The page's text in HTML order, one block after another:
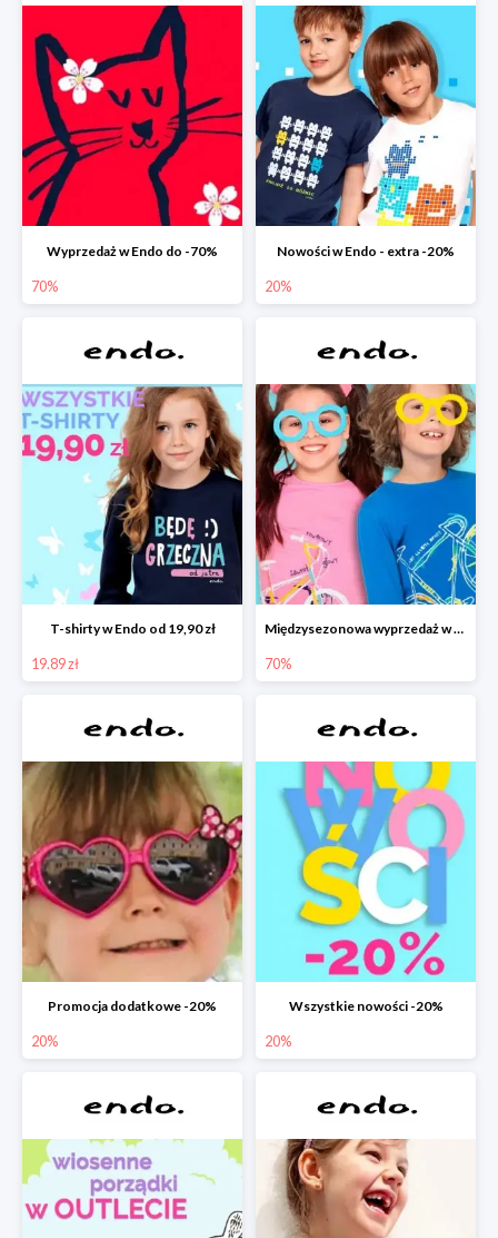
Wyprzedaż w Endo do -70%
70%
Nowości w Endo - extra -20%
20%
T-shirty w Endo od 19,90 zł
19.89 zł
Międzysezonowa wyprzedaż w Endo do -70%
70%
Promocja dodatkowe -20%
20%
Wszystkie nowości -20%
20%